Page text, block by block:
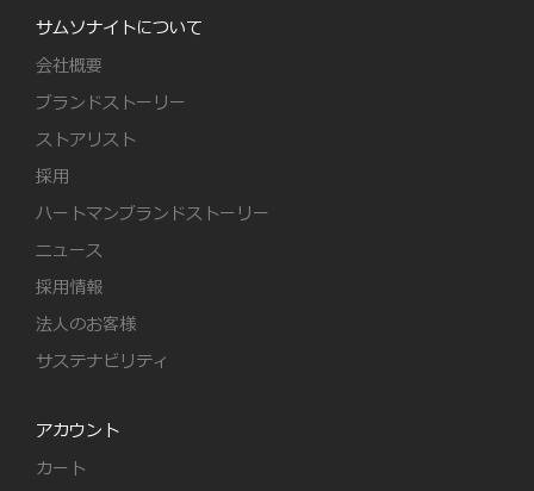
サムソナイトについて
会社概要
ブランドストーリー
ストアリスト
採用
ハートマンブランドストーリー
ニュース
採用情報
法人のお客様
サステナビリティ
アカウント
カート